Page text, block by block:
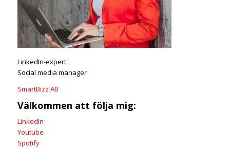
LinkedIn-expert
Social media manager
SmartBizz AB
Välkommen att följa mig:
LinkedIn
Youtube
Spotify